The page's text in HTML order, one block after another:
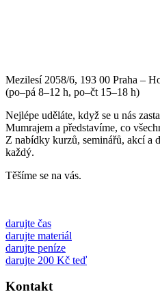
Mezilesí 2058/6, 193 00 Praha –
(po–pá 8–12 h, po–čt 15–18 h)
Nejlépe uděláte, když se u nás
Mumrajem a představíme, co
Z nabídky kurzů, seminářů, akcí a
každý.
Těšíme se na vás.
darujte čas
darujte materiál
darujte peníze
darujte 200 Kč teď
Kontakt